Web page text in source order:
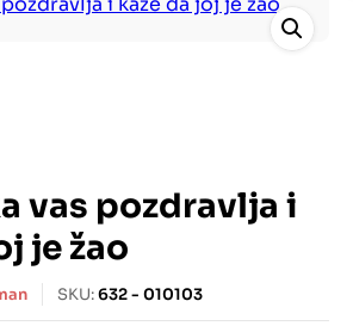
vas pozdravlja i
je žao
SKU:632 - 010103